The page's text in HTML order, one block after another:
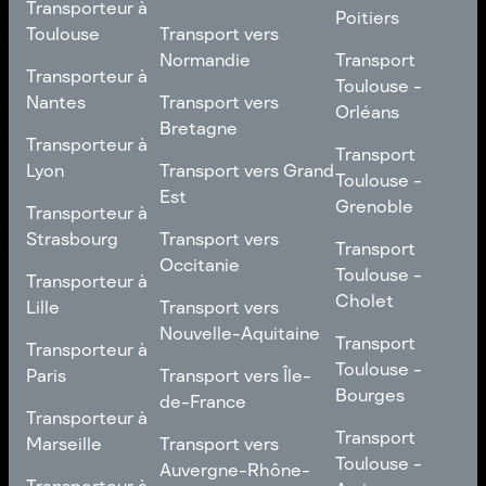
Bordeaux
Transporteur à
Toulouse
Transporteur à
Toulouse
Transporteur à
Nantes
Transporteur à
Nantes
Transporteur à
Lyon
Transporteur à
Lyon
Transporteur à
Strasbourg
Transporteur à
Strasbourg
Transporteur à
Lille
Transporteur à
Lille
Transporteur à
Paris
Transporteur à
Paris
Transporteur à
Marseille
Transporteur à
Transport vers Pays
de la Loire
Transport vers
Normandie
Transport vers
Normandie
Transport vers
Bretagne
Transport vers
Bretagne
Transport vers Grand
Est
Transport vers Grand
Est
Transport vers
Occitanie
Transport vers
Occitanie
Transport vers
Nouvelle-Aquitaine
Transport vers
Nouvelle-Aquitaine
Transport vers Île-
de-France
Transport vers Île-
de-France
Transport vers
Auvergne-Rhône-
Roubaix
Poitiers
Transport
Toulouse -
Poitiers
Transport
Toulouse -
Orléans
Transport
Toulouse -
Orléans
Transport
Toulouse -
Grenoble
Transport
Toulouse -
Grenoble
Transport
Toulouse -
Cholet
Transport
Toulouse -
Cholet
Transport
Toulouse -
Bourges
Transport
Toulouse -
Bourges
Transport
Toulouse -